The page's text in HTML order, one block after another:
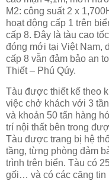
M2: công suất 2 x
hoạt động cấp 1 trên
cấp 8. Đây là tàu cao
đóng mới tại Việt Nam,
cấp 8 vẫn đảm bảo an
Thiết – Phú Qúy.
Tàu được thiết kế theo
việc chở khách với 3
và khoản 50 tấn hàng
trí nội thất bên trong
Tàu được trang bị hệ
tầng, từng phòng đảm
trình trên biển. Tàu có
gối… và có các căng tin